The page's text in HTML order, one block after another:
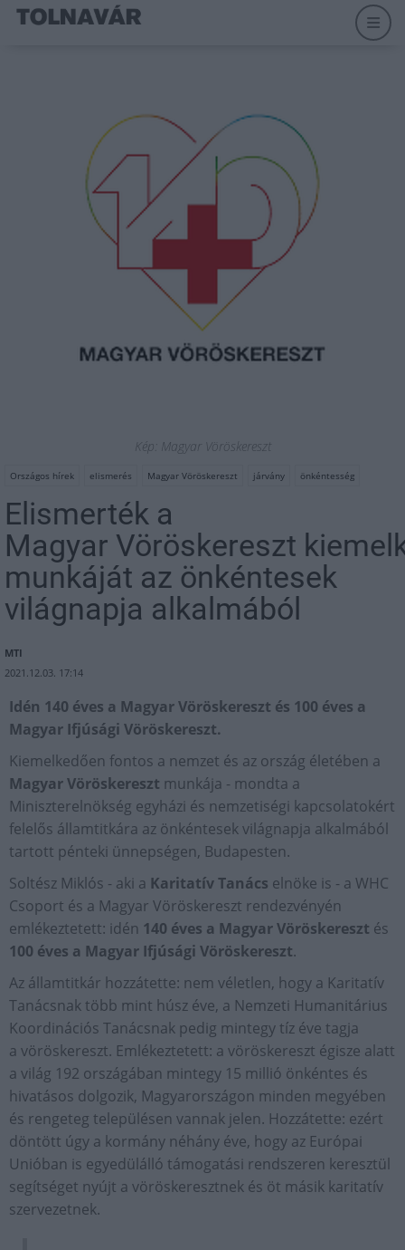
Kép: Magyar Vöröskereszt
Országos hírek elismerés Magyar Vöröskereszt járvány önkéntesség
Elismerték a
Magyar Vöröskereszt
munkáját az önkéntesek
világnapja alkalmából
MTI
2021.12.03. 17:14
Idén 140 éves a Magyar Vöröskereszt és 100 éves a
Magyar Ifjúsági Vöröskereszt.
Kiemelkedően fontos a nemzet és az ország életében a
Magyar Vöröskereszt munkája - mondta a
Miniszterelnökség egyházi és nemzetiségi kapcsolatokért
felelős államtitkára az önkéntesek világnapja alkalmából
tartott pénteki ünnepségen, Budapesten.
Soltész Miklós - aki a Karitatív Tanács elnöke is - a WHC
Csoport és a Magyar Vöröskereszt rendezvényén
emlékeztetett: idén 140 éves a Magyar Vöröskereszt és
100 éves a Magyar Ifjúsági Vöröskereszt.
Az államtitkár hozzátette: nem véletlen, hogy a Karitatív
Tanácsnak több mint húsz éve, a Nemzeti Humanitárius
Koordinációs Tanácsnak pedig mintegy tíz éve tagja
a vöröskereszt. Emlékeztetett: a vöröskereszt égisze alatt
a világ 192 országában mintegy 15 millió önkéntes és
hivatásos dolgozik, Magyarországon minden megyében
és rengeteg településen vannak jelen. Hozzátette: ezért
döntött úgy a kormány néhány éve, hogy az Európai
Unióban is egyedülálló támogatási rendszeren keresztül
segítséget nyújt a vöröskeresztnek és öt másik karitatív
szervezetnek.